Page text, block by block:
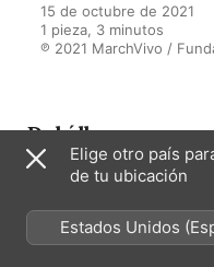
15 de octubre de 2021
1 pieza, 3 minutos
℗ 2021 MarchVivo /
Del álbum
Bach:
Moisés
Elige otro país
de tu ubicación
Estados Unidos
México)